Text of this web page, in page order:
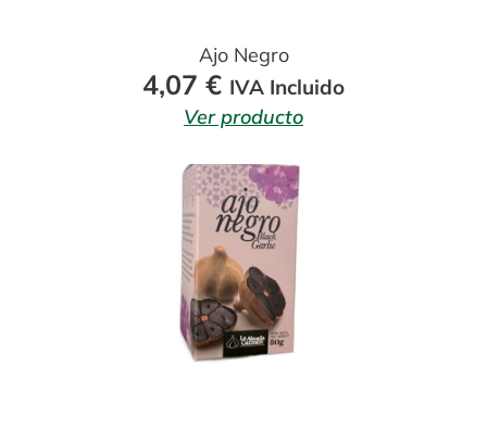
Ajo Negro
4,07 € IVA Incluido
Ver producto